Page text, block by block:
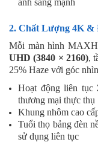
2. Chất Lượng 4K
Mỗi màn hình
UHD (3840 × 2160),
25% Haze với góc
Hoạt động liên tục
thương mại thực thụ
Khung nhôm cao
Tuổi thọ bảng đèn
sử dụng liên tục